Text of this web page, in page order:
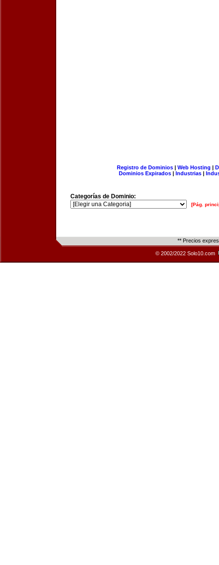
Registro de Dominios| Web Hosting |
Dominios Expirados | Industrias |
Categorías de Dominio:
[Pág.
** Precios
© 2002/2022 Solo10.com